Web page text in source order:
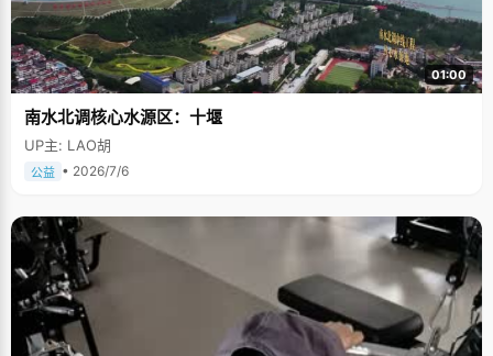
01:00
南水北调核心水源区：十堰
UP主: LAO胡
公益 • 2026/7/6